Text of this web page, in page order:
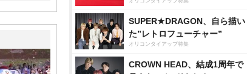
SUPER★DRAGON、自ら描い
た”レトロフューチャー”
オリコンタイアップ特集
CROWN HEAD、結成1周年で